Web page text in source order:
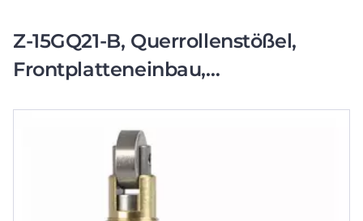
Z-15GQ21-B, Querrollenstößel,
Frontplatteneinbau,